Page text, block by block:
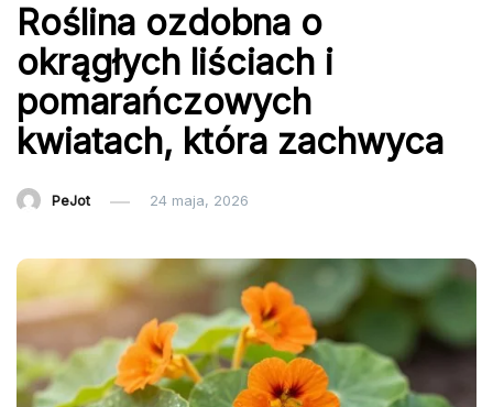
Roślina ozdobna o
okrągłych liściach i
pomarańczowych
kwiatach, która zachwyca
PeJot 24 maja, 2026